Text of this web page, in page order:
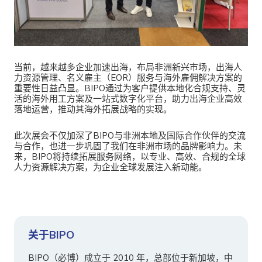
当前，越来越多企业加速出海，布局非洲新兴市场，出海人
力资源管理、名义雇主（EOR）服务与海外雇佣解决方案的
重要性日益凸显。BIPO通过为客户提供本地化合规支持、灵
活的海外用工方案及一站式数字化平台，助力出海企业高效
落地运营，推动其海外拓展战略的实现。
此次展会不仅加深了BIPO与非洲本地及国际合作伙伴的交流
与合作，也进一步巩固了我们在非洲市场的品牌影响力。未
来，BIPO将持续拓展服务网络，以专业、高效、合规的全球
人力资源解决方案，为企业全球发展注入新动能。
关于BIPO
BIPO（必博）成立于 2010 年，总部位于新加坡，中